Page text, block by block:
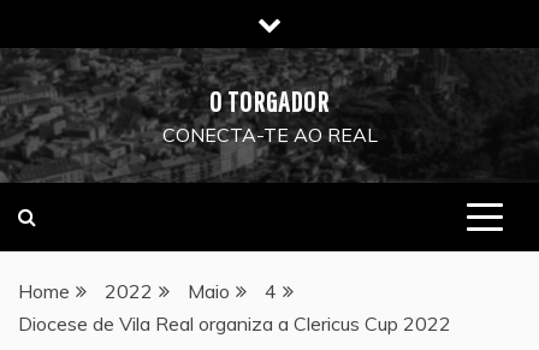
to
content
O TORGADOR
CONECTA-TE AO REAL
Home 2022 Maio
4
Diocese de Vila Real organiza a Clericus Cup 2022